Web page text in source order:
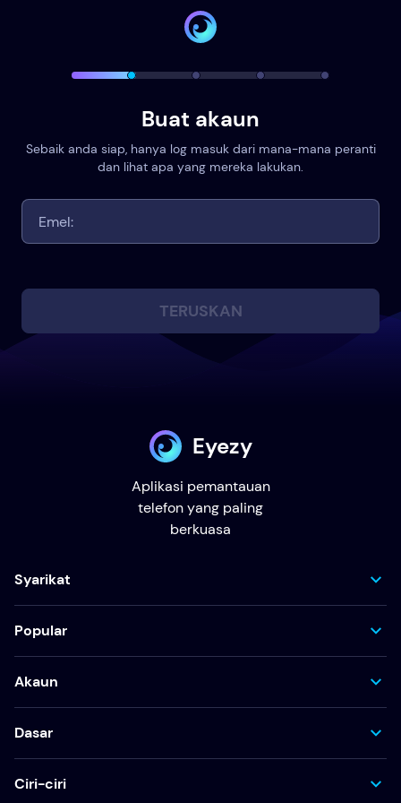
Buat akaun
Sebaik anda siap, hanya log masuk dari mana-mana peranti
dan lihat apa yang mereka lakukan.
TERUSKAN
Eyezy
Aplikasi pemantauan
telefon yang paling
berkuasa
Syarikat
Popular
Akaun
Dasar
Ciri-ciri